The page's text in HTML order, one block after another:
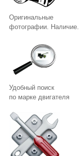
Оригинальные
фотографии. Наличие.
Удобный поиск
по марке двигателя